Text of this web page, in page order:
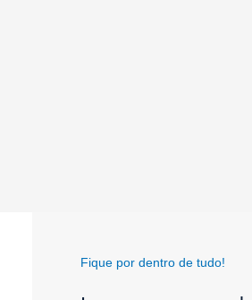
Fique por dentro de tudo!